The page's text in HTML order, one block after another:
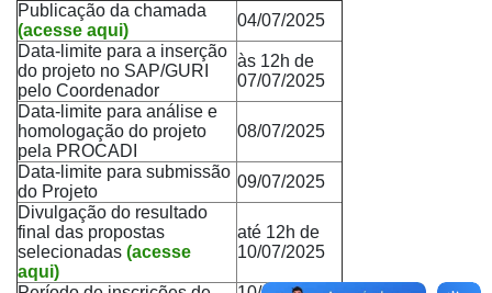
Publicação da chamada
(acesse aqui)
04/07/2025
Data-limite para a inserção
do projeto no SAP/GURI
pelo Coordenador
às 12h de
07/07/2025
Data-limite para análise e
homologação do projeto
pela PROCADI
08/07/2025
Data-limite para submissão
do Projeto
09/07/2025
Divulgação do resultado
final das propostas
selecionadas (acesse
aqui)
até 12h de
10/07/2025